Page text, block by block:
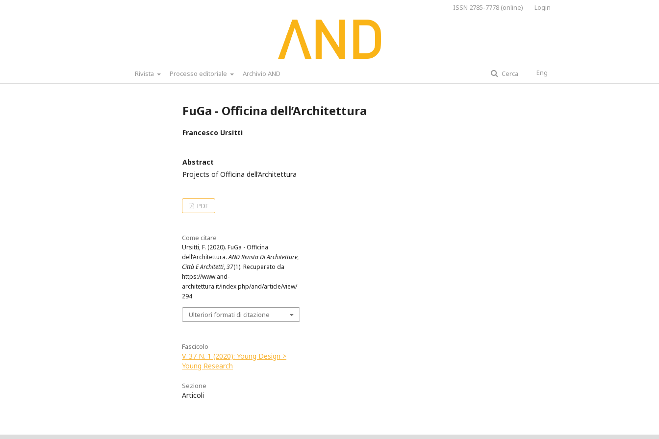
Rivista Processo editoriale Archivio AND Cerca
ISSN 2785-7778 (online) Login
FuGa - Officina dell’Architettura
Francesco Ursitti
Abstract
Projects of Officina dell’Architettura
PDF
Come citare
Ursitti, F. (2020). FuGa - Officina
dell’Architettura.AND Rivista Di Architetture,
Città E Architetti,37(1). Recuperato da
https://www.and-
architettura.it/index.php/and/article/view/
294
Ulteriori formati di citazione
Fascicolo
V. 37 N. 1 (2020): Young Design >
Young Research
Sezione
Articoli
English